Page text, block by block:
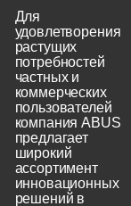
Для
удовлетворения
растущих
потребностей
частных и
коммерческих
пользователей
компания ABUS
предлагает
широкий
ассортимент
инновационных
решений в